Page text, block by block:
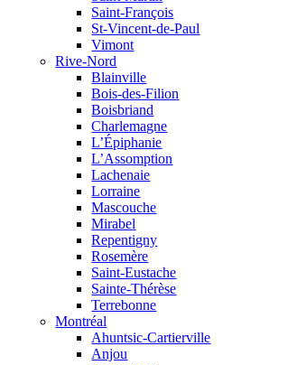
Saint-François
St-Vincent-de-Paul
Vimont
Rive-Nord
Blainville
Bois-des-Filion
Boisbriand
Charlemagne
L’Épiphanie
L’Assomption
Lachenaie
Lorraine
Mascouche
Mirabel
Repentigny
Rosemère
Saint-Eustache
Sainte-Thérèse
Terrebonne
Montréal
Ahuntsic-Cartierville
Anjou